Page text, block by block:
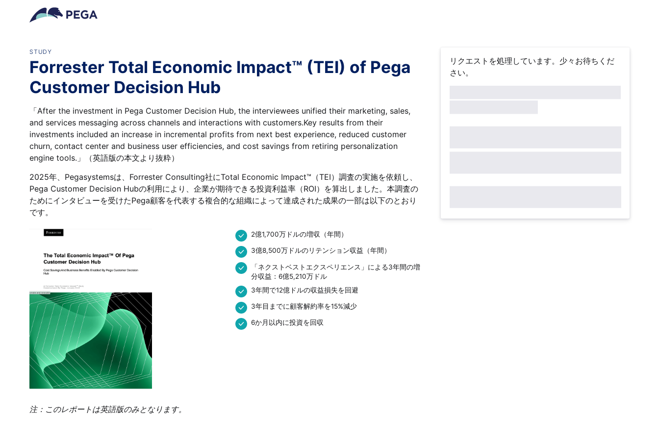
メインコンテンツに飛ぶ
STUDY
Forrester Total Economic Impact™ (TEI) of Pega
Customer Decision Hub
2億1,700万ドルの増収（年間）
3億8,500万ドルのリテンション収益（年間）
「ネクストベストエクスペリエンス」による3年間の増
分収益：6億5,210万ドル
3年間で12億ドルの収益損失を回避
3年目までに顧客解約率を15%減少
6か月以内に投資を回収
「After the investment in Pega Customer Decision Hub, the interviewees unified their marketing, sales,
and services messaging across channels and interactions with customers.Key results from their
investments included an increase in incremental profits from next best experience, reduced customer
churn, contact center and business user efficiencies, and cost savings from retiring personalization
engine tools.」（英語版の本文より抜粋）
2025年、Pegasystemsは、Forrester Consulting社にTotal Economic Impact™（TEI）調査の実施を依頼し、
Pega Customer Decision Hubの利用により、企業が期待できる投資利益率（ROI）を算出しました。本調査の
ためにインタビューを受けたPega顧客を代表する複合的な組織によって達成された成果の一部は以下のとおり
です。
注：このレポートは英語版のみとなります。
リクエストを処理しています。少々お待ちくだ
さい。